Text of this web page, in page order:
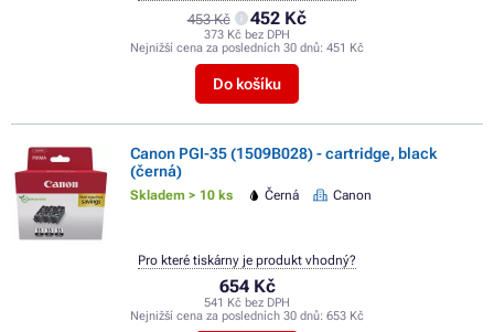
453 Kč 452 Kč
373 Kč bez DPH
Nejnižší cena za posledních 30 dnů: 451 Kč
Do košíku
Canon PGI-35 (1509B028) - cartridge, black
(černá)
Skladem > 10 ks Černá Canon
654 Kč
541 Kč bez DPH
Nejnižší cena za posledních 30 dnů: 653 Kč
Pro které tiskárny je produkt vhodný?